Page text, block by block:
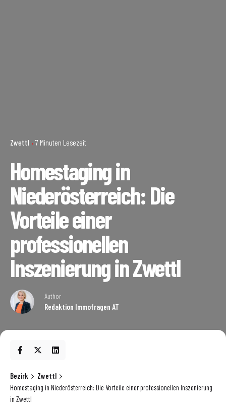
Zwettl 7 Minuten Lesezeit
Homestaging in
Niederösterreich: Die
Vorteile einer
professionellen
Inszenierung in Zwettl
Author
Redaktion Immofragen AT
Bezirk
Zwettl
Homestaging in Niederösterreich: Die Vorteile einer professionellen Inszenierung
in Zwettl